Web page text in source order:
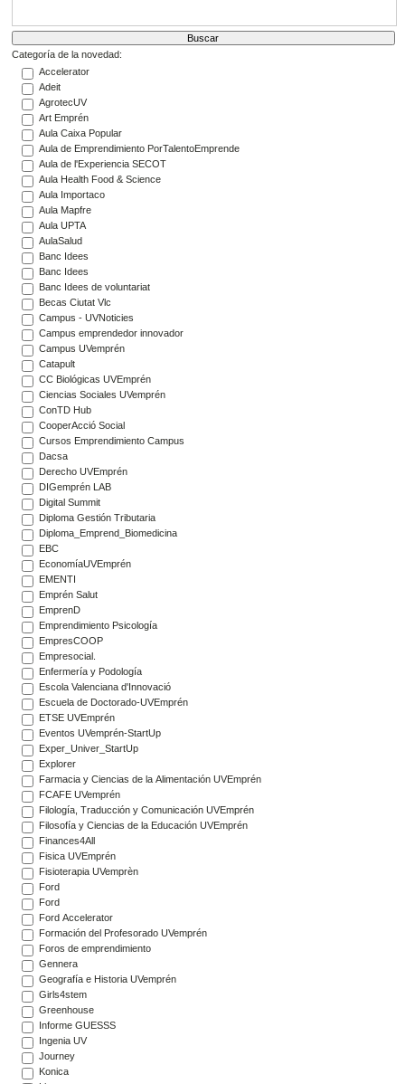
Categoría de la novedad:
Accelerator
Adeit
AgrotecUV
Art Emprén
Aula Caixa Popular
Aula de Emprendimiento PorTalentoEmprende
Aula de l'Experiencia SECOT
Aula Health Food & Science
Aula Importaco
Aula Mapfre
Aula UPTA
AulaSalud
Banc Idees
Banc Idees
Banc Idees de voluntariat
Becas Ciutat Vlc
Campus - UVNoticies
Campus emprendedor innovador
Campus UVemprén
Catapult
CC Biológicas UVEmprén
Ciencias Sociales UVemprén
ConTD Hub
CooperAcció Social
Cursos Emprendimiento Campus
Dacsa
Derecho UVEmprén
DIGemprén LAB
Digital Summit
Diploma Gestión Tributaria
Diploma_Emprend_Biomedicina
EBC
EconomíaUVEmprén
EMENTI
Emprén Salut
EmprenD
Emprendimiento Psicología
EmpresCOOP
Empresocial.
Enfermería y Podología
Escola Valenciana d'Innovació
Escuela de Doctorado-UVEmprén
ETSE UVEmprén
Eventos UVemprén-StartUp
Exper_Univer_StartUp
Explorer
Farmacia y Ciencias de la Alimentación UVEmprén
FCAFE UVemprén
Filología, Traducción y Comunicación UVEmprén
Filosofía y Ciencias de la Educación UVEmprén
Finances4All
Fisica UVEmprén
Fisioterapia UVemprèn
Ford
Ford
Ford Accelerator
Formación del Profesorado UVemprén
Foros de emprendimiento
Gennera
Geografía e Historia UVemprén
Girls4stem
Greenhouse
Informe GUESSS
Ingenia UV
Journey
Konica